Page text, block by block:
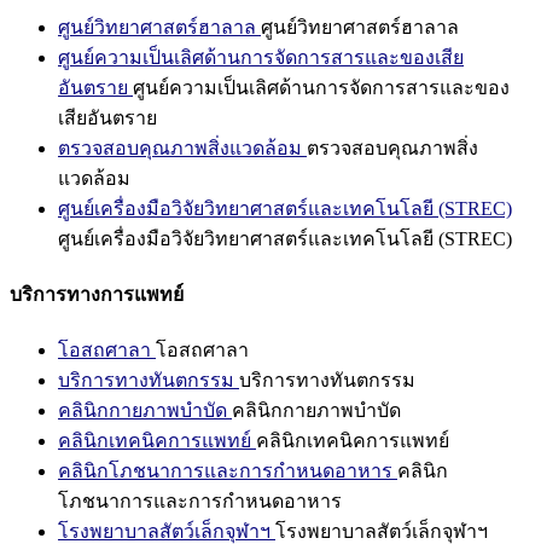
ศูนย์วิทยาศาสตร์ฮาลาล ศูนย์วิทยาศาสตร์ฮาลาล
ศูนย์ความเป็นเลิศด้านการจัดการสารและของเสีย
อันตราย ศูนย์ความเป็นเลิศด้านการจัดการสารและของ
เสียอันตราย
ตรวจสอบคุณภาพสิ่งแวดล้อม ตรวจสอบคุณภาพสิ่ง
แวดล้อม
ศูนย์เครื่องมือวิจัยวิทยาศาสตร์และเทคโนโลยี (STREC)
ศูนย์เครื่องมือวิจัยวิทยาศาสตร์และเทคโนโลยี (STREC)
บริการทางการแพทย์
โอสถศาลา โอสถศาลา
บริการทางทันตกรรม บริการทางทันตกรรม
คลินิกกายภาพบำบัด คลินิกกายภาพบำบัด
คลินิกเทคนิคการแพทย์ คลินิกเทคนิคการแพทย์
คลินิกโภชนาการและการกำหนดอาหาร คลินิก
โภชนาการและการกำหนดอาหาร
โรงพยาบาลสัตว์เล็กจุฬาฯ โรงพยาบาลสัตว์เล็กจุฬาฯ